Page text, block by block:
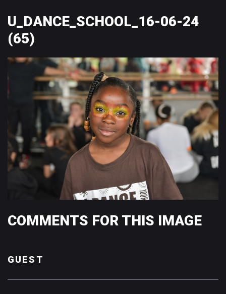
U_DANCE_SCHOOL_16-06-24
(65)
COMMENTS FOR THIS IMAGE